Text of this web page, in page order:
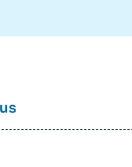
positionnement à la
l’opérationnel, la
français des
recherche et
national et